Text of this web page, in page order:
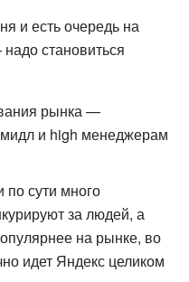
и есть очередь на
становиться
рынка —
и high менеджерам
сути много
за людей, а
на рынке, во
идет Яндекс целиком